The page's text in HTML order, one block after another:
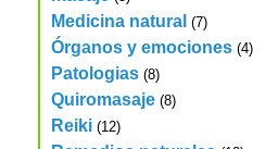
Medicina natural (7)
Órganos y emociones (4)
Patologias (8)
Quiromasaje (8)
Reiki (12)